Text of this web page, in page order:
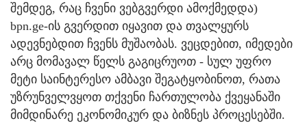
შემდეგ, რაც ჩვენი ვებგვერდი ამოქმედდა)
bpn.ge-ის გვერდით იყავით და თვალყურს
ადევნებდით ჩვენს მუშაობას. ვეცდებით, იმედები
არც მომავალ წელს გაგიცრუოთ - სულ უფრო
მეტი საინტერესო ამბავი შეგატყობინოთ, რათა
უზრუნველვყოთ თქვენი ჩართულობა ქვეყანაში
მიმდინარე ეკონომიკურ და ბიზნეს პროცესებში.